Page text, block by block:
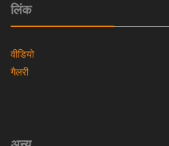
लिंक
वीडियो
गैलरी